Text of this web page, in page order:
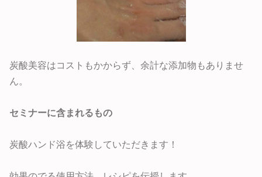
炭酸美容はコストもかからず、余計な添加物もありませ
ん。
セミナーに含まれるもの
炭酸ハンド浴を体験していただきます！